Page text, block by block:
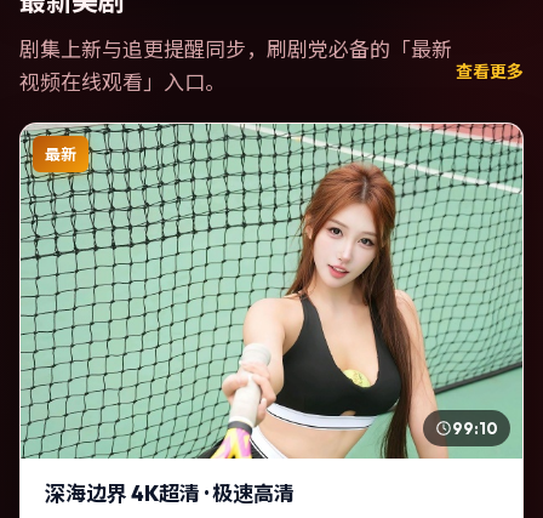
剧集上新与追更提醒同步，刷剧党必备的「最新
视频在线观看 」入口。 查看更多
最新
99:10
深海边界 4K超清 · 极速高清